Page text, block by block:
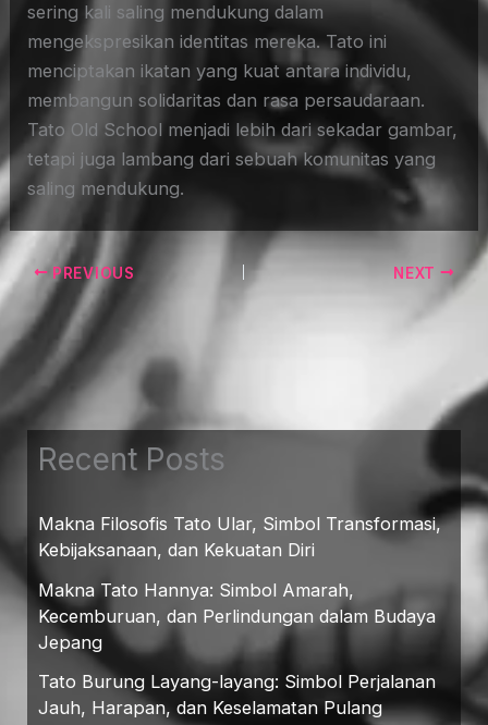
sering kali saling mendukung dalam
mengekspresikan identitas mereka. Tato ini
menciptakan ikatan yang kuat antara individu,
membangun solidaritas dan rasa persaudaraan.
Tato Old School menjadi lebih dari sekadar gambar,
tetapi juga lambang dari sebuah komunitas yang
saling mendukung.
PREVIOUS NEXT
Recent Posts
Makna Filosofis Tato Ular, Simbol Transformasi,
Kebijaksanaan, dan Kekuatan Diri
Makna Tato Hannya: Simbol Amarah,
Kecemburuan, dan Perlindungan dalam Budaya
Jepang
Tato Burung Layang-layang: Simbol Perjalanan
Jauh, Harapan, dan Keselamatan Pulang